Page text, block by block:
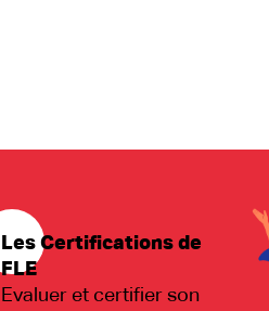
Les Certifications de
FLE
Evaluer et certifier son